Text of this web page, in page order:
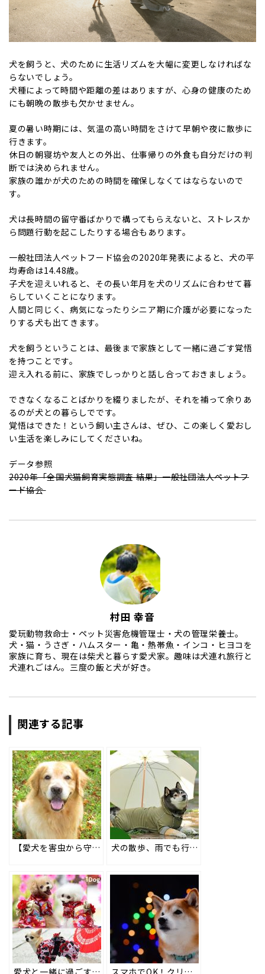
犬を飼うと、犬のために生活リズムを大幅に変更しなければな
らないでしょう。
犬種によって時間や距離の差はありますが、心身の健康のため
にも朝晩の散歩も欠かせません。
夏の暑い時期には、気温の高い時間をさけて早朝や夜に散歩に
行きます。
休日の朝寝坊や友人との外出、仕事帰りの外食も自分だけの判
断では決められません。
家族の誰かが犬のための時間を確保しなくてはならないので
す。
犬は長時間の留守番ばかりで構ってもらえないと、ストレスか
ら問題行動を起こしたりする場合もあります。
一般社団法人ペットフード協会の2020年発表によると、犬の平
均寿命は14.48歳。
子犬を迎えいれると、その長い年月を犬のリズムに合わせて暮
らしていくことになります。
人間と同じく、病気になったりシニア期に介護が必要になった
りする犬も出てきます。
犬を飼うということは、最後まで家族として一緒に過ごす覚悟
を持つことです。
迎え入れる前に、家族でしっかりと話し合っておきましょう。
できなくなることばかりを綴りましたが、それを補って余りあ
るのが犬との暮らしでです。
覚悟はできた！という飼い主さんは、ぜひ、この楽しく愛おし
い生活を楽しみにしてくださいね。
データ参照
2020年「全国犬猫飼育実態調査 結果」一般社団法人ペットフ
ード協会
村田 幸音
愛玩動物救命士・ペット災害危機管理士・犬の管理栄養士。
犬・猫・うさぎ・ハムスター・亀・熱帯魚・インコ・ヒヨコを
家族に育ち、現在は柴犬と暮らす愛犬家。趣味は犬連れ旅行と
犬連れごはん。三度の飯と犬が好き。
関連する記事
【愛犬を害虫から守ろう】蚊・ノミ・マダニによる病気と対策・おすすめの防虫犬服も #187 犬の散歩、雨でも行く？行かない？注意点とタイプ別おすすめレインウエアの紹介も！ #192